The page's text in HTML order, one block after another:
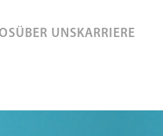
ÜBER UNS KARRIERE